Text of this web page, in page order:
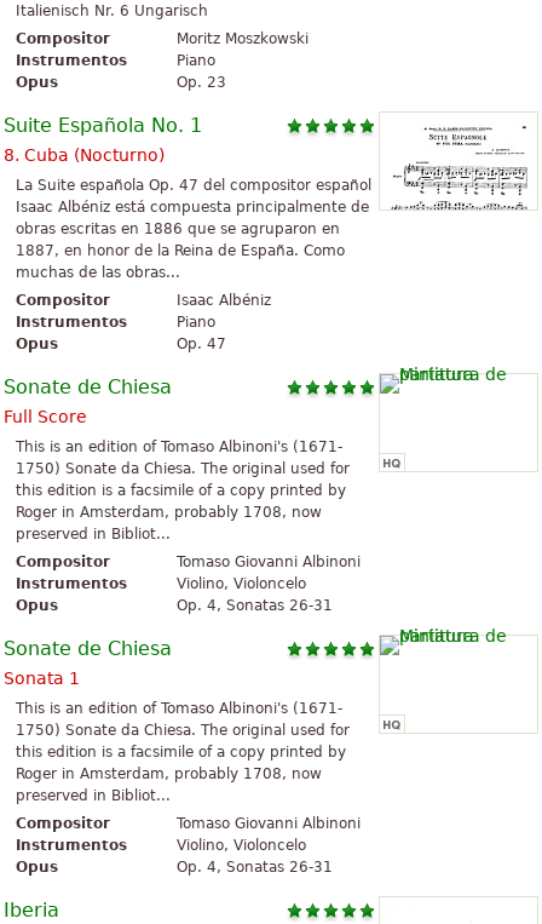
Italienisch Nr. 6 Ungarisch
Compositor
Moritz Moszkowski
Instrumentos
Piano
Opus
Op. 23
Suite Española No. 1
8. Cuba (Nocturno)
La Suite española Op. 47 del compositor español
Isaac Albéniz está compuesta principalmente de
obras escritas en 1886 que se agruparon en
1887, en honor de la Reina de España. Como
muchas de las obras...
Compositor
Isaac Albéniz
Instrumentos
Piano
Opus
Op. 47
Sonate de Chiesa
Full Score
This is an edition of Tomaso Albinoni's (1671-
1750) Sonate da Chiesa. The original used for
this edition is a facsimile of a copy printed by
Roger in Amsterdam, probably 1708, now
preserved in Bibliot...
Compositor
Tomaso Giovanni Albinoni
Instrumentos
Violino, Violoncelo
Opus
Op. 4, Sonatas 26-31
Sonate de Chiesa
Sonata 1
This is an edition of Tomaso Albinoni's (1671-
1750) Sonate da Chiesa. The original used for
this edition is a facsimile of a copy printed by
Roger in Amsterdam, probably 1708, now
preserved in Bibliot...
Compositor
Tomaso Giovanni Albinoni
Instrumentos
Violino, Violoncelo
Opus
Op. 4, Sonatas 26-31
Iberia